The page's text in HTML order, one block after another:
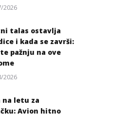
2026
talas ostavlja
i kada se završi:
pažnju na ove
2026
na letu za
Avion hitno